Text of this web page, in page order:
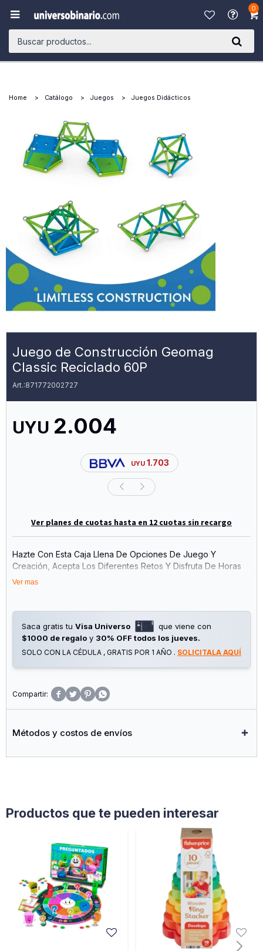
0

Home Catálogo Juegos Juegos Didácticos
Juego de Construcción Geomag
Classic Reciclado 60P
871772002727
UYU 2.004
UYU 1.703
Ver planes de cuotas hasta en 12 cuotas sin recargo
Hazte Con Esta Caja Llena De Opciones De Juego Y
Creación, Acepta Los Diferentes Retos Y Disfruta De Horas
De Creación Junto A Las Barras Y Las Bolas Magnéticas Más
Figuras Geométricas. ¡conecta Las Barras Con Las Bolitas Y
Construye En 3d Como Nunca Antes!
Artículo Fabricado En Suiza.
- 1 Caja De Almacenaje Para Las Piezas
- 28 Barras De 3 Colores (Verde Claro, Verde Oscuro Y Azul)
Ver mas
Saca gratis tu Visa Universo
que viene con
$1000 de regalo y 30% OFF todos los jueves.
SOLO CON LA CÉDULA , GRATIS POR 1 AÑO . SOLICITALA AQUÍ
   
Métodos y costos de envíos
Productos que te pueden interesar